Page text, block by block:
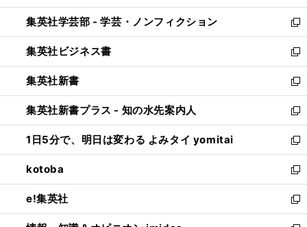
開
く
ウ
で
開
く
ン
ド
ウ
で
開
く
ウ
ィ
ン
ド
ウ
で
開
く
集英社学芸部 - 学芸・ノンフィクション
新
し
い
ウ
ィ
ン
ド
ウ
で
開
く
集英社ビジネス書
新
し
い
ウ
ィ
ン
ド
ウ
で
開
く
集英社新書
新
し
い
ウ
ィ
ン
ド
ウ
で
開
集英社新書プラス - 知の水先案内人
新
し
い
ウ
ィ
ン
ド
ウ
1日5分で、明日は変わる よみタイ yomitai
新
し
い
ウ
ィ
ン
kotoba
新
し
い
ウ
e!集英社
新
し